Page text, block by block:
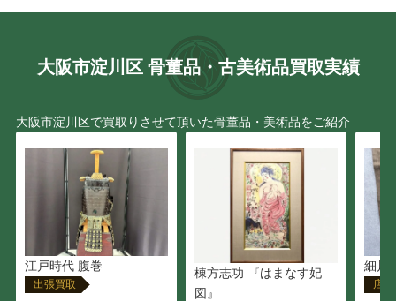
大阪市淀川区 骨董品・古美術品買取実績
大阪市淀川区で買取りさせて頂いた骨董品・美術品をご紹介
江戸時代 腹巻
出張買取
棟方志功 『はまなす妃
図』
細川
店